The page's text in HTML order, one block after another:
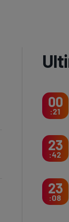
00
21
23
42
23
08